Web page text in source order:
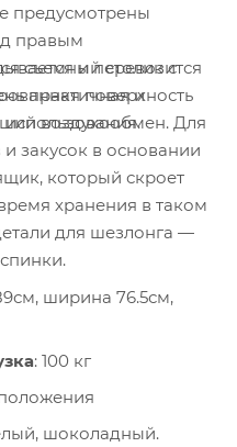
предусмотрены
правым
съемный столик с
поверхность
воздухообмен. Для
закусок в основании
который скроет
хранения в таком
для шезлонга —
и перевозится
практичная и
ширина 76.5см,
: 100 кг
шоколадный.